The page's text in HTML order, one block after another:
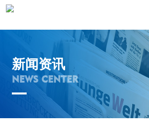
新闻资讯
NEWS CENTER